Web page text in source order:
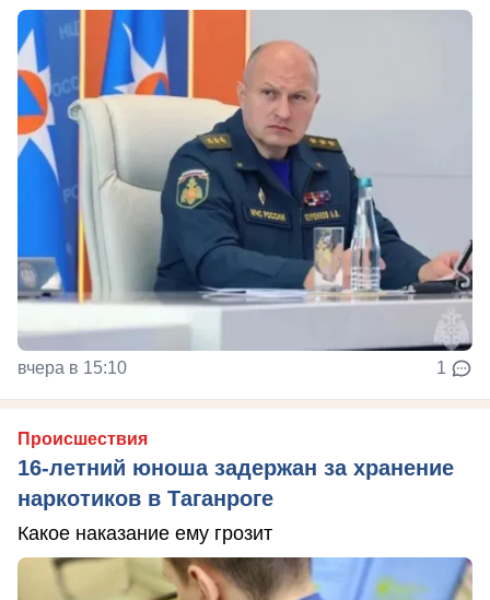
вчера в 15:10 1
Происшествия
16-летний юноша задержан за хранение
наркотиков в Таганроге
Какое наказание ему грозит